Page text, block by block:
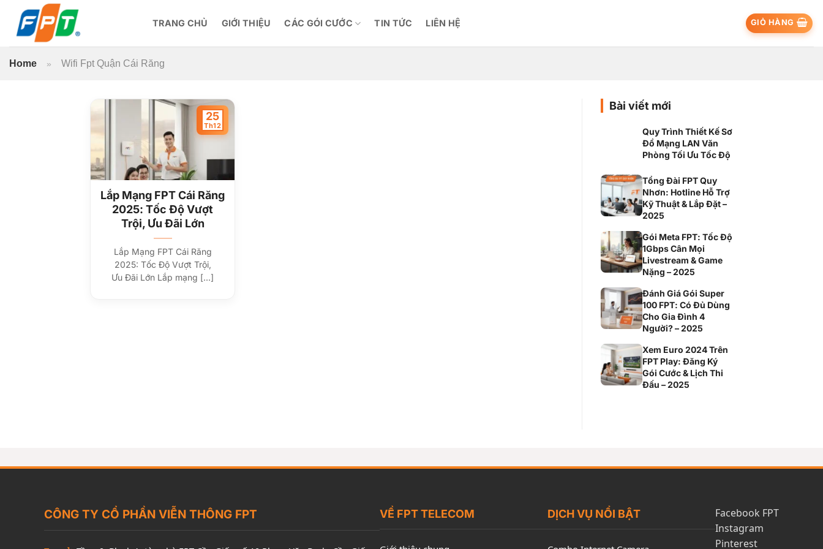
TRANG CHỦ GIỚI THIỆU CÁC GÓI CƯỚC TIN TỨC LIÊN HỆ GIỎ HÀNG
Home » Wifi Fpt Quận Cái Răng
Lắp Mạng FPT Cái Răng
2025: Tốc Độ Vượt
Trội, Ưu Đãi Lớn
Lắp Mạng FPT Cái Răng
2025: Tốc Độ Vượt Trội,
Ưu Đãi Lớn Lắp mạng [...]
25
Th12
Bài viết mới
Quy Trình Thiết Kế Sơ
Đồ Mạng LAN Văn
Phòng Tối Ưu Tốc Độ
Tổng Đài FPT Quy
Nhơn: Hotline Hỗ Trợ
Kỹ Thuật & Lắp Đặt –
2025
Gói Meta FPT: Tốc Độ
1Gbps Cân Mọi
Livestream & Game
Nặng – 2025
Đánh Giá Gói Super
100 FPT: Có Đủ Dùng
Cho Gia Đình 4
Người? – 2025
Xem Euro 2024 Trên
FPT Play: Đăng Ký
Gói Cước & Lịch Thi
Đấu – 2025
CÔNG TY CỔ PHẦN VIỄN THÔNG FPT VỀ FPT TELECOM DỊCH VỤ NỔI BẬT
Facebook FPT
Instagram
Pinterest